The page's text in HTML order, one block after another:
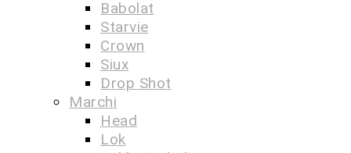
Babolat
Starvie
Crown
Siux
Drop Shot
Marchi
Head
Lok